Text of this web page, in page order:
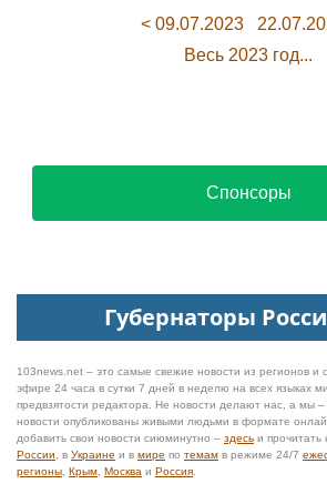
< 09.07.2023
Весь 2023 год...
Спонсоры
Губернаторы
103news.net – это самые свежие новости из регионов и
эфире 24 часа в сутки 7 дней в неделю на всех языках
предвзятости редактора. Не новости делают нас, а мы
новости опубликованы живыми людьми в формате
добавить свои новости сиюминутно – здесь и прочитать
России , в Украине и в мире по темам в режиме 24/7
регионы Крым Москва и Россия